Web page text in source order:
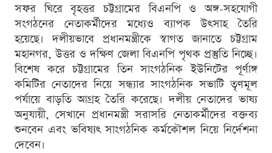
সফর ঘিরে বৃহত্তর চট্টগ্রামের বিএনপি ও অঙ্গ-সহযোগী
সংগঠনের নেতাকর্মীদের মধ্যেও ব্যাপক উৎসাহ তৈরি
হয়েছে। দলীয়ভাবে প্রধানমন্ত্রীকে স্বাগত জানাতে চট্টগ্রাম
মহানগর, উত্তর ও দক্ষিণ জেলা বিএনপি পৃথক প্রস্তুতি নিচ্ছে।
বিশেষ করে চট্টগ্রামের তিন সাংগঠনিক ইউনিটের পূর্ণাঙ্গ
কমিটির নেতাদের নিয়ে সন্ধ্যার সাংগঠনিক সভাটি তৃণমূল
পর্যায়ে বাড়তি আগ্রহ তৈরি করেছে। দলীয় নেতাদের ভাষ্য
অনুযায়ী, সেখানে প্রধানমন্ত্রী সরাসরি নেতাকর্মীদের বক্তব্য
শুনবেন এবং ভবিষ্যৎ সাংগঠনিক কর্মকৌশল নিয়ে নির্দেশনা
দেবেন।